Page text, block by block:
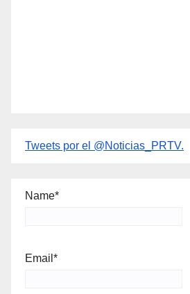
Tweets por el @Noticias_PRTV.
Name*
Email*